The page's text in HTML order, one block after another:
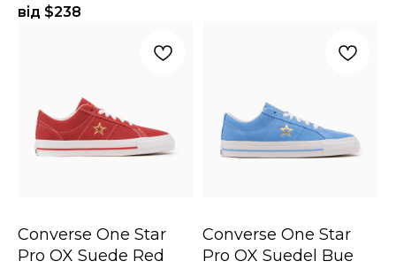
від $238
Converse One Star
Pro OX Suede Red
Converse One Star
Pro OX Suedel Bue